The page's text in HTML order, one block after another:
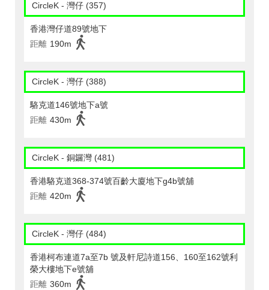
CircleK - 灣仔 (357)
香港灣仔道89號地下
距離 190m
CircleK - 灣仔 (388)
駱克道146號地下a號
距離 430m
CircleK - 銅鑼灣 (481)
香港駱克道368-374號百齡大廈地下g4b號舖
距離 420m
CircleK - 灣仔 (484)
香港柯布連道7a至7b 號及軒尼詩道156、160至162號利
榮大樓地下e號舖
距離 360m